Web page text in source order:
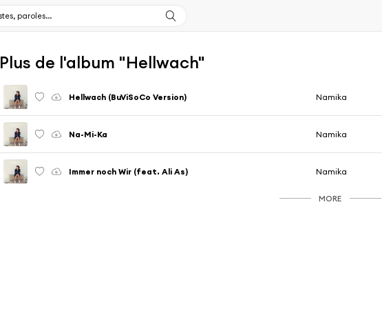
Plus de l'album "Hellwach"
Hellwach (BuViSoCo Version) Namika
Na-Mi-Ka Namika
Immer noch Wir (feat. Ali As) Namika
MORE